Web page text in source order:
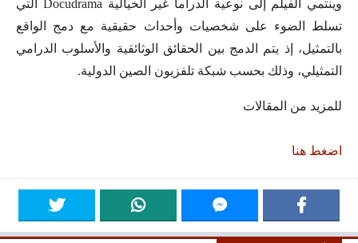
وينتمي الفيلم إلى نوعية الدراما غير الخيالية Docudrama التي
تسلط الضوء على شخصيات وأحداث حقيقية مع دمج الواقع
بالتمثيل، إذ يتم الدمج بين الحقائق الوثائقية والأسلوب الدرامي
التمثيلي، وذلك بحسب شبكة تلفزيون الصين الدولية.
للمزيد من المقالات
اضغط هنا